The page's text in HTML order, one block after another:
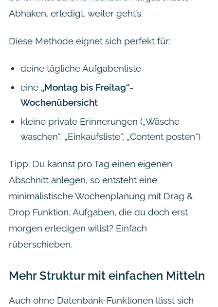
Abhaken, erledigt, weiter geht’s.
Diese Methode eignet sich perfekt für:
deine tägliche Aufgabenliste
eine „Montag bis Freitag“-
Wochenübersicht
kleine private Erinnerungen („Wäsche
waschen“, „Einkaufsliste“, „Content posten“)
Tipp: Du kannst pro Tag einen eigenen
Abschnitt anlegen, so entsteht eine
minimalistische Wochenplanung mit Drag &
Drop Funktion. Aufgaben, die du doch erst
morgen erledigen willst? Einfach
rüberschieben.
Mehr Struktur mit einfachen Mitteln
Auch ohne Datenbank-Funktionen lässt sich